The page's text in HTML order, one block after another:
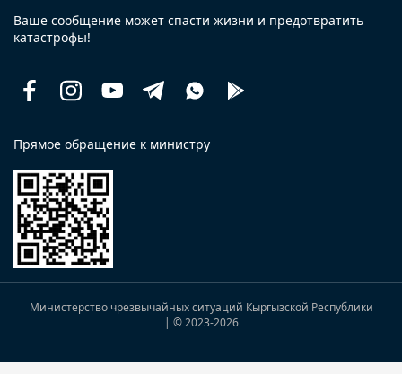
Ваше сообщение может спасти жизни и предотвратить
катастрофы!
FacebookInstagramYoutube TelegramWhatsappПомощь
рядом
Прямое обращение к министру
Министерство чрезвычайных ситуаций Кыргызской Республики
| © 2023-2026